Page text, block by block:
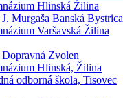
Hlinská Žilina
J. Murgaša Banská Bystrica
Varšavská Žilina
Dopravná Zvolen
Hlinská, Žilina
odborná škola, Tisovec